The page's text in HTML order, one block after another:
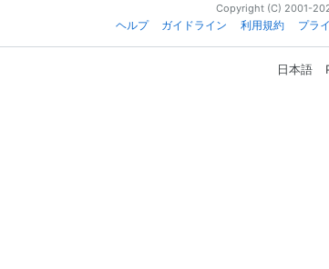
Copyright (C) 2001-
ヘルプ
ガイドライン 利用規約 プラ
日本語